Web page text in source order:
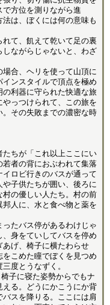
方位を測りながら進
は、ぼくには何の意味も
て、飢えて乾いて足の裏
ながらじゃないと、わざ
合、ヘリを使って山頂に
ンスタイルで頂点を極め
利器に守られた快適な旅
っつけられて、この旅を
その失敗までの濃密な時
ちが「これ以上ここにい
者の背におぶわれて集落
ロビ行きのバスが通って
子供たちが囲い、後ろに
の優しい人たち。村の前
人に、水と食べ物と薬を
たバス停があるわけじゃ
身をていしてバスを停め
げ、椅子に横たわらせ
こめた瞳でぼくを見つめ
度とうなずく。
子に寝た姿勢からでもナ
る。どうにかこうにか背
スを降りる。ここには肩